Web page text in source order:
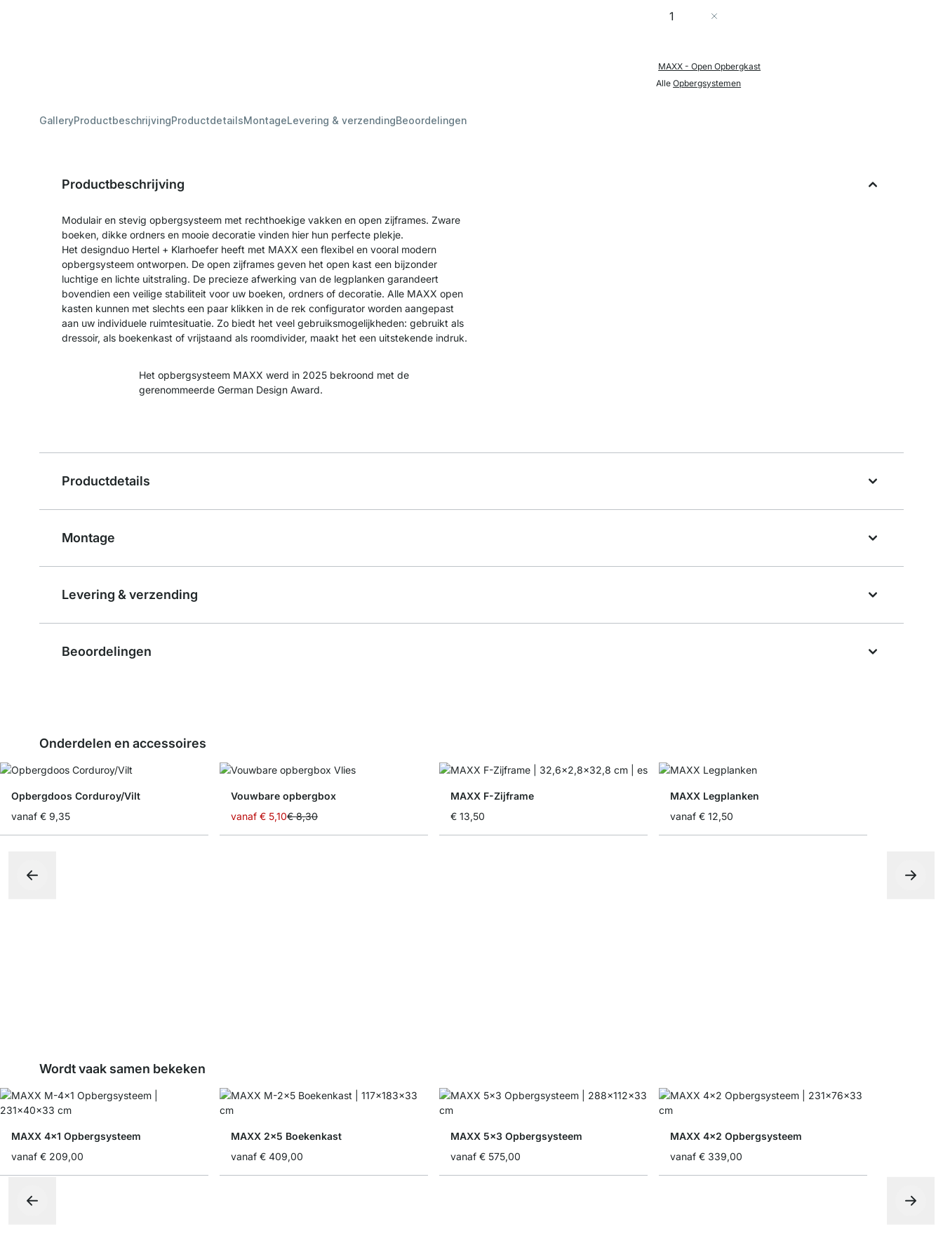
Aantal
MAXX - Open Opbergkast
AlleOpbergsystemen
GalleryProductbeschrijvingProductdetailsMontageLevering & verzendingBeoordelingen
Productbeschrijving
Modulair en stevig opbergsysteem met rechthoekige vakken en open zijframes. Zware
boeken, dikke ordners en mooie decoratie vinden hier hun perfecte plekje.
Het designduo Hertel + Klarhoefer heeft met MAXX een flexibel en vooral modern
opbergsysteem ontworpen. De open zijframes geven het open kast een bijzonder
luchtige en lichte uitstraling. De precieze afwerking van de legplanken garandeert
bovendien een veilige stabiliteit voor uw boeken, ordners of decoratie. Alle MAXX open
kasten kunnen met slechts een paar klikken in de rek configurator worden aangepast
aan uw individuele ruimtesituatie. Zo biedt het veel gebruiksmogelijkheden: gebruikt als
dressoir, als boekenkast of vrijstaand als roomdivider, maakt het een uitstekende indruk.
Het opbergsysteem MAXX werd in 2025 bekroond met de
gerenommeerde German Design Award.
Productdetails
Montage
Levering & verzending
Beoordelingen
Onderdelen en accessoires
Opbergdoos Corduroy/Vilt
vanaf € 9,35
Vouwbare opbergbox
vanaf € 5,10€ 8,30
MAXX F-Zijframe
€ 13,50
MAXX Legplanken
vanaf € 12,50
Wordt vaak samen bekeken
MAXX 4x1 Opbergsysteem
vanaf € 209,00
MAXX 2x5 Boekenkast
vanaf € 409,00
MAXX 5x3 Opbergsysteem
vanaf € 575,00
MAXX 4x2 Opbergsysteem
vanaf € 339,00